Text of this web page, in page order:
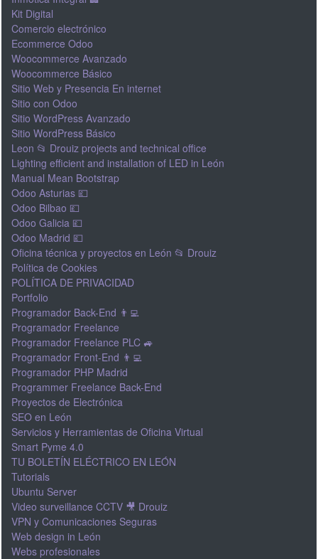
Kit Digital
Comercio electrónico
Ecommerce Odoo
Woocommerce Avanzado
Woocommerce Básico
Sitio Web y Presencia En internet
Sitio con Odoo
Sitio WordPress Avanzado
Sitio WordPress Básico
Leon 📂 Drouiz projects and technical office
Lighting efficient and installation of LED in León
Manual Mean Bootstrap
Odoo Asturias 💷
Odoo Bilbao 💷
Odoo Galicia 💷
Odoo Madrid 💷
Oficina técnica y proyectos en León 📂 Drouiz
Política de Cookies
POLÍTICA DE PRIVACIDAD
Portfolio
Programador Back-End 👨‍💻
Programador Freelance
Programador Freelance PLC 🚙
Programador Front-End 👨‍💻
Programador PHP Madrid
Programmer Freelance Back-End
Proyectos de Electrónica
SEO en León
Servicios y Herramientas de Oficina Virtual
Smart Pyme 4.0
TU BOLETÍN ELÉCTRICO EN LEÓN
Tutorials
Ubuntu Server
Video surveillance CCTV 🎥 Drouiz
VPN y Comunicaciones Seguras
Web design in León
Webs profesionales